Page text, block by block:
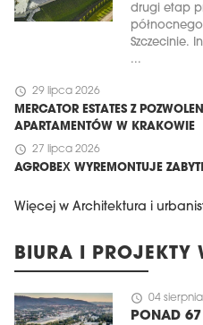
drugi etap
Szczecinie.
...
schedule 29 lipca 2026
MERCATOR ESTATES Z
APARTAMENTÓW W KRAKOWIE
schedule 27 lipca 2026
AGROBEX WYREMONTUJE
Więcej w Architektura i
BIURA I PROJEKTY
schedule 04
PONAD 67